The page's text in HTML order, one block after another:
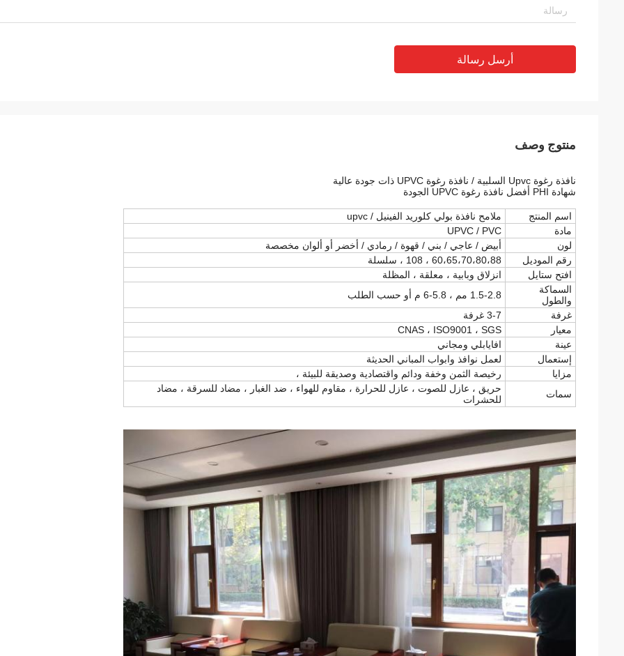
أرسل رسالة
منتوج وصف
نافذة رغوة Upvc السلبية / نافذة رغوة UPVC ذات جودة عالية
شهادة PHI أفضل نافذة رغوة UPVC الجودة
اسم المنتج
ملامح نافذة بولي كلوريد الفينيل / upvc
مادة
UPVC / PVC
لون
أبيض / عاجي / بني / قهوة / رمادي / أخضر أو ​​ألوان مخصصة
رقم الموديل
60،65،70،80،88 ، 108 ، سلسلة
افتح ستايل
انزلاق وبابية ، معلقة ، المظلة
السماكة
والطول
1.5-2.8 مم ، 5.8-6 م أو حسب الطلب
غرفة
3-7 غرفة
معيار
CNAS ، ISO9001 ، SGS
عينة
افايابلي ومجاني
إستعمال
لعمل نوافذ وابواب المباني الحديثة
مزايا
رخيصة الثمن وخفة ودائم واقتصادية وصديقة للبيئة ،
سمات
حريق ، عازل للصوت ، عازل للحرارة ، مقاوم للهواء ، ضد الغبار ، مضاد للسرقة ، مضاد
للحشرات